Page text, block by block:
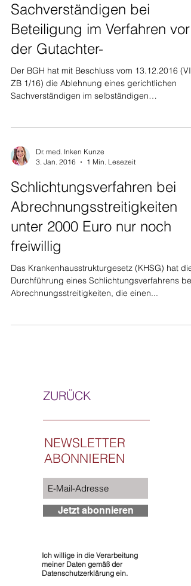
Sachverständigen bei
Beteiligung im Verfahren vor
der Gutachter-
Der BGH hat mit Beschluss vom 13.12.2016 (VI
ZB 1/16) die Ablehnung eines gerichtlichen
Sachverständigen im selbständigen
Dr. med. Inken Kunze
3. Jan. 2016
1 Min. Lesezeit
Schlichtungsverfahren bei
Abrechnungsstreitigkeiten
unter 2000 Euro nur noch
freiwillig
Das Krankenhausstrukturgesetz (KHSG) hat die
Durchführung eines Schlichtungsverfahrens bei
Abrechnungsstreitigkeiten, die einen...
ZURÜCK
NEWSLETTER
ABONNIEREN
Jetzt abonnieren
Ich willige in die Verarbeitung
meiner Daten gemäß der
Datenschutzerklärung ein.